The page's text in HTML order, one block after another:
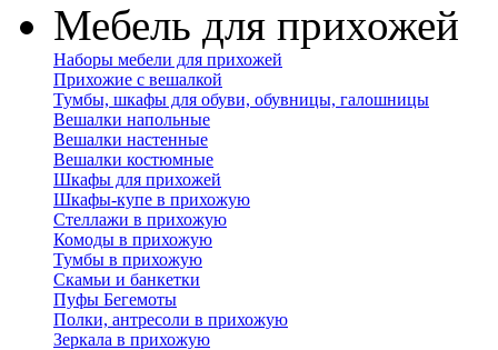
Мебель для прихожей
Наборы мебели для прихожей
Прихожие с вешалкой
Тумбы, шкафы для обуви, обувницы, галошницы
Вешалки напольные
Вешалки настенные
Вешалки костюмные
Шкафы для прихожей
Шкафы-купе в прихожую
Стеллажи в прихожую
Комоды в прихожую
Тумбы в прихожую
Скамьи и банкетки
Пуфы Бегемоты
Полки, антресоли в прихожую
Зеркала в прихожую